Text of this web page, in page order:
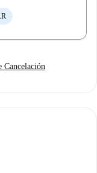
Cancelación